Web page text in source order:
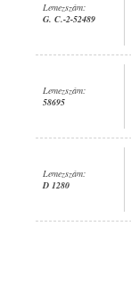
Lemezszám:
G. C.-2-52489
Lemezszám:
58695
Lemezszám:
D 1280